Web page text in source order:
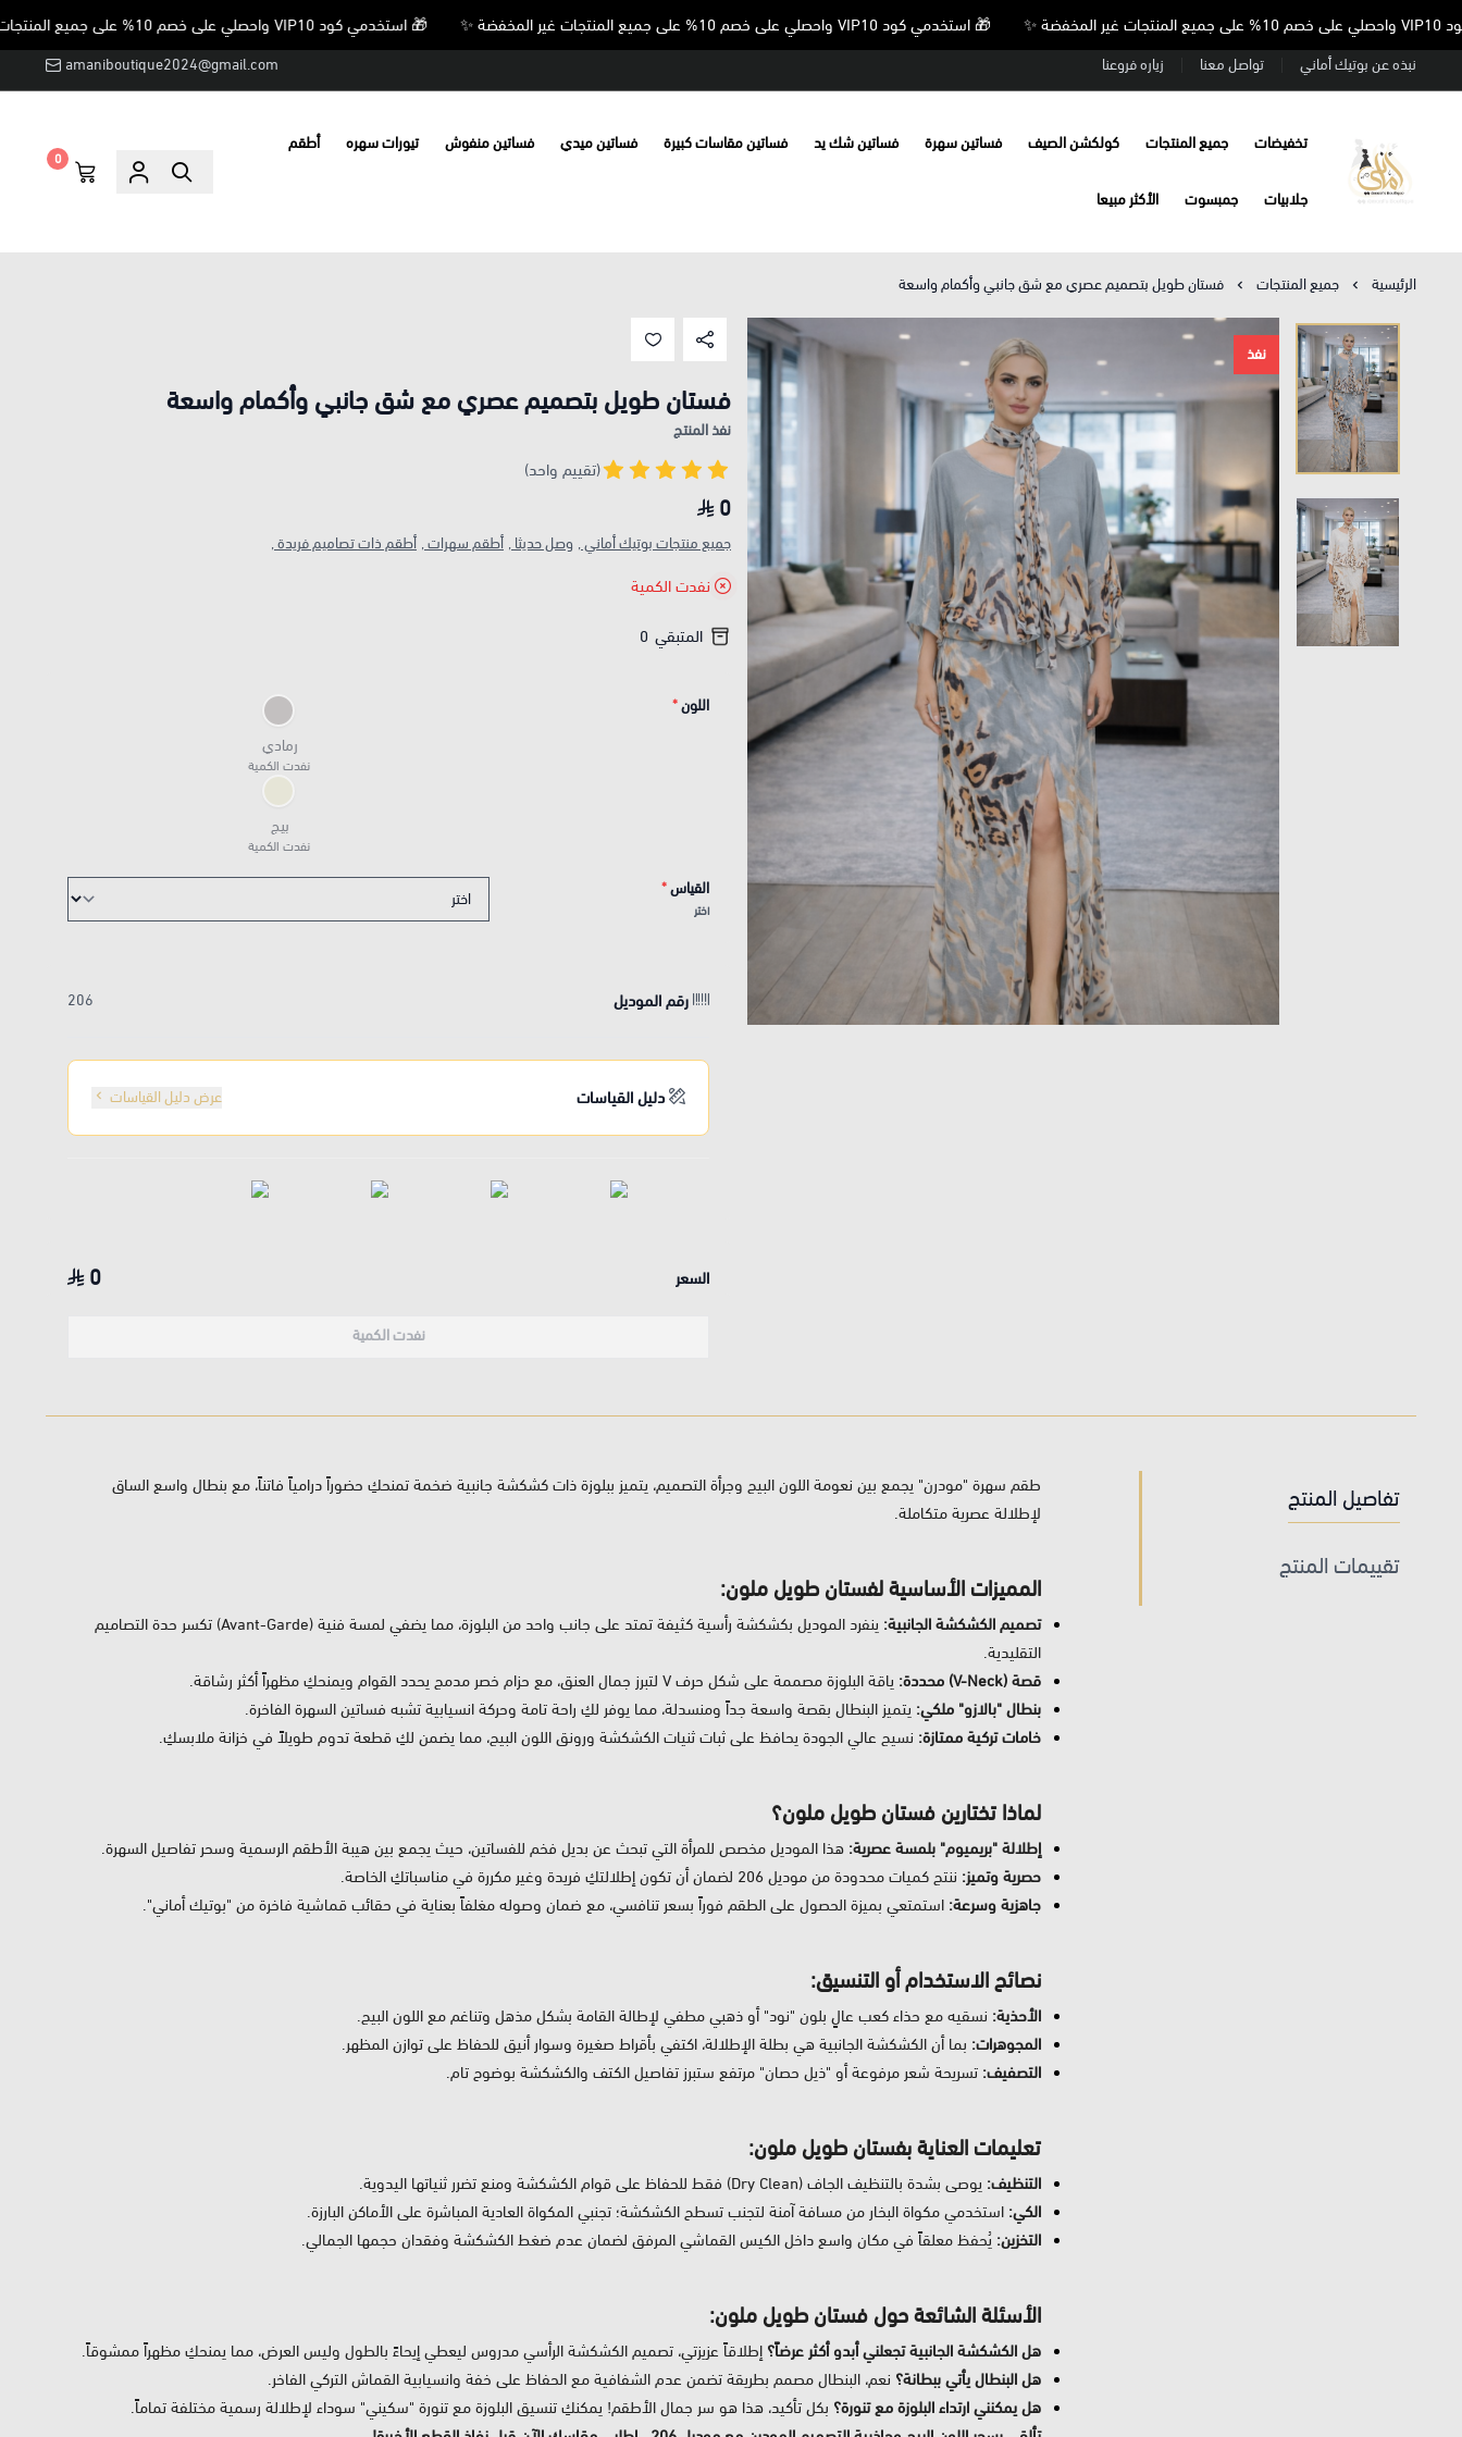
🎁 استخدمي كود VIP10 واحصلي على خصم 10% على جميع المنتجات غير المخفضة ✨ 🎁 استخدمي كود VIP10 واحصلي على خصم 10% على جميع المنتجات غير المخفضة ✨
نبذه عن بوتيك أماني تواصل معنا زياره فروعنا amaniboutique2024@gmail.com
Amani’s Boutique
تخفيضات جميع المنتجات كولكشن الصيف فساتين سهرة فساتين شك يد فساتين مقاسات كبيرة فساتين ميدي فساتين منفوش تيورات سهره أطقم
جلابيات جمبسوت الأكثر مبيعا
0
الرئيسية جميع المنتجات فستان طويل بتصميم عصري مع شق جانبي وأكمام واسعة
نفذ
فستان طويل بتصميم عصري مع شق جانبي وأكمام واسعة
نفذ المنتج
(تقييم واحد)
0
جميع منتجات بوتيك أماني , وصل حديثا , أطقم سهرات , أطقم ذات تصاميم فريدة ,
نفدت الكمية
المتبقي 0
اللون*
رمادي
نفدت الكمية
بيج
نفدت الكمية
القياس*
اختر
رقم الموديل 206
دليل القياسات عرض دليل القياسات
السعر 0
نفدت الكمية
تفاصيل المنتج
تقييمات المنتج
طقم سهرة "مودرن" يجمع بين نعومة اللون البيج وجرأة التصميم، يتميز ببلوزة ذات كشكشة جانبية ضخمة تمنحكِ حضوراً درامياً فاتناً، مع بنطال واسع الساق
لإطلالة عصرية متكاملة.
المميزات الأساسية لفستان طويل ملون:
تصميم الكشكشة الجانبية:
ينفرد الموديل بكشكشة رأسية كثيفة تمتد على جانب واحد من البلوزة، مما يضفي لمسة فنية (Avant-Garde) تكسر حدة التصاميم
التقليدية.
قصة (V-Neck) محددة:
ياقة البلوزة مصممة على شكل حرف V لتبرز جمال العنق، مع حزام خصر مدمج يحدد القوام ويمنحكِ مظهراً أكثر رشاقة.
بنطال "بالازو" ملكي: يتميز البنطال بقصة واسعة جداً ومنسدلة، مما يوفر لكِ راحة تامة وحركة انسيابية تشبه فساتين السهرة الفاخرة.
خامات تركية ممتازة: نسيج عالي الجودة يحافظ على ثبات ثنيات الكشكشة ورونق اللون البيج، مما يضمن لكِ قطعة تدوم طويلاً في خزانة ملابسكِ.
لماذا تختارين فستان طويل ملون؟
إطلالة "بريميوم" بلمسة عصرية: هذا الموديل مخصص للمرأة التي تبحث عن بديل فخم للفساتين، حيث يجمع بين هيبة الأطقم الرسمية وسحر تفاصيل السهرة.
حصرية وتميز: ننتج كميات محدودة من موديل 206 لضمان أن تكون إطلالتكِ فريدة وغير مكررة في مناسباتكِ الخاصة.
جاهزية وسرعة: استمتعي بميزة الحصول على الطقم فوراً بسعر تنافسي، مع ضمان وصوله مغلفاً بعناية في حقائب قماشية فاخرة من "بوتيك أماني".
نصائح الاستخدام أو التنسيق:
الأحذية: نسقيه مع حذاء كعب عالٍ بلون "نود" أو ذهبي مطفي لإطالة القامة بشكل مذهل وتناغم مع اللون البيج.
المجوهرات: بما أن الكشكشة الجانبية هي بطلة الإطلالة، اكتفي بأقراط صغيرة وسوار أنيق للحفاظ على توازن المظهر.
التصفيف: تسريحة شعر مرفوعة أو "ذيل حصان" مرتفع ستبرز تفاصيل الكتف والكشكشة بوضوح تام.
تعليمات العناية بفستان طويل ملون:
التنظيف: يوصى بشدة بالتنظيف الجاف (Dry Clean) فقط للحفاظ على قوام الكشكشة ومنع تضرر ثنياتها اليدوية.
الكي: استخدمي مكواة البخار من مسافة آمنة لتجنب تسطح الكشكشة؛ تجنبي المكواة العادية المباشرة على الأماكن البارزة.
التخزين: يُحفظ معلقاً في مكان واسع داخل الكيس القماشي المرفق لضمان عدم ضغط الكشكشة وفقدان حجمها الجمالي.
الأسئلة الشائعة حول فستان طويل ملون:
هل الكشكشة الجانبية تجعلني أبدو أكثر عرضاً؟ إطلاقاً عزيزتي، تصميم الكشكشة الرأسي مدروس ليعطي إيحاءً بالطول وليس العرض، مما يمنحكِ مظهراً ممشوقاً.
هل البنطال يأتي ببطانة؟ نعم، البنطال مصمم بطريقة تضمن عدم الشفافية مع الحفاظ على خفة وانسيابية القماش التركي الفاخر.
هل يمكنني ارتداء البلوزة مع تنورة؟ بكل تأكيد، هذا هو سر جمال الأطقم! يمكنكِ تنسيق البلوزة مع تنورة "سكيني" سوداء لإطلالة رسمية مختلفة تماماً.